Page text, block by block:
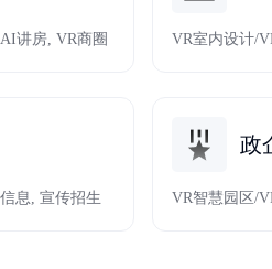
讲房, VR商圈 VR室内设计/
息, 宣传招生
政
VR智慧园区/